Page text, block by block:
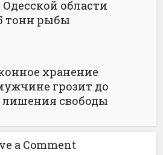
области
тонн рыбы
хранение
грозит до
лишения свободы
a Comment